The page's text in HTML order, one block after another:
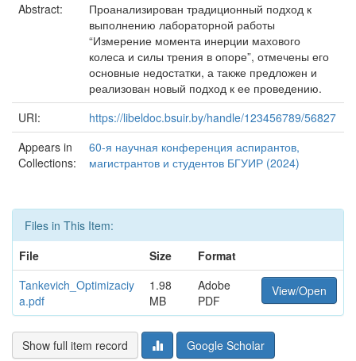
Abstract:
Проанализирован традиционный подход к
выполнению лабораторной работы
“Измерение момента инерции махового
колеса и силы трения в опоре”, отмечены его
основные недостатки, а также предложен и
реализован новый подход к ее проведению.
URI:
https://libeldoc.bsuir.by/handle/123456789/56827
Appears in
Collections:
60-я научная конференция аспирантов,
магистрантов и студентов БГУИР (2024)
Files in This Item:
File
Size
Format
Tankevich_Optimizaciy
a.pdf
1.98
MB
Adobe
PDF
View/Open
Show full item record Google Scholar